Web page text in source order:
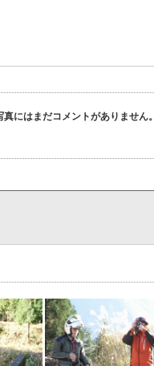
真にはまだコメントがありません